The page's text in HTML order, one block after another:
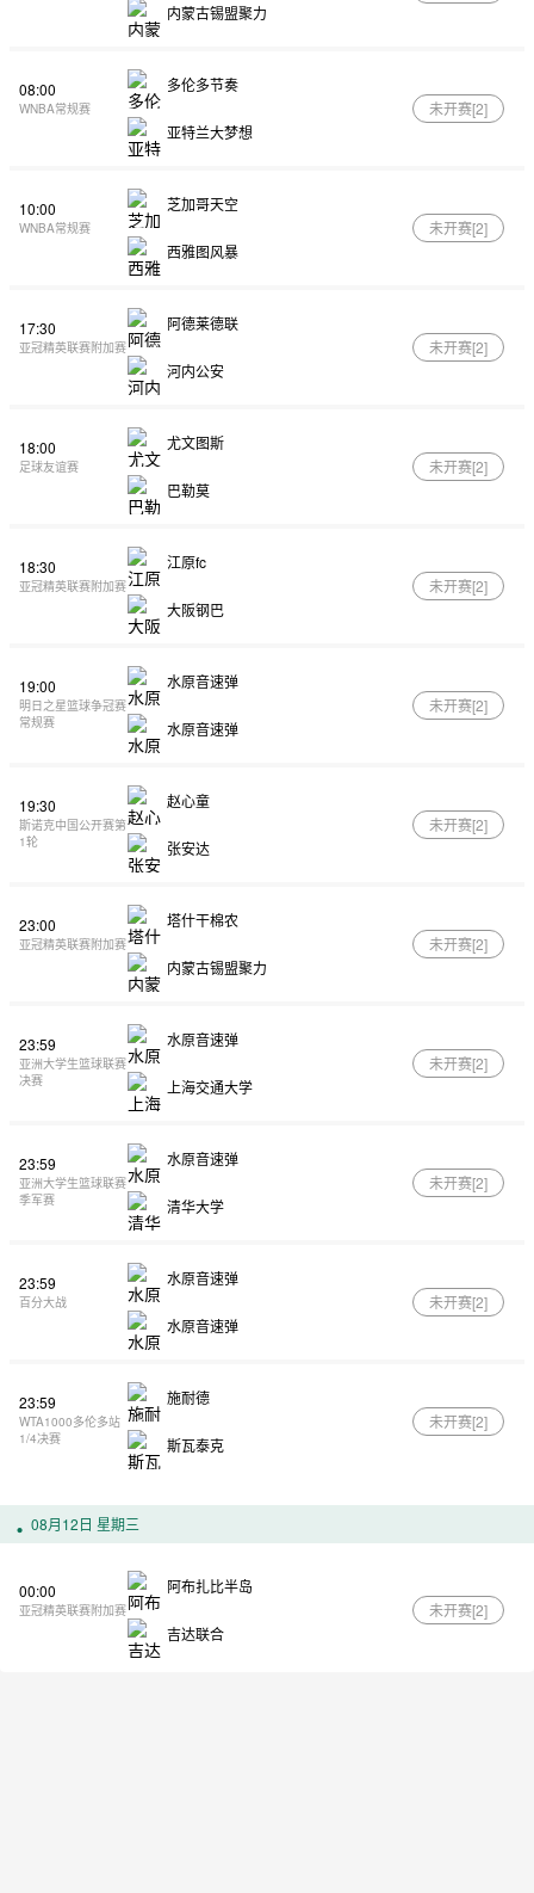
内蒙古锡盟聚力
08:00
WNBA常规赛
多伦多节奏
亚特兰大梦想
未开赛[2]
10:00
WNBA常规赛
芝加哥天空
西雅图风暴
未开赛[2]
17:30
亚冠精英联赛附加赛
阿德莱德联
河内公安
未开赛[2]
18:00
足球友谊赛
尤文图斯
巴勒莫
未开赛[2]
18:30
亚冠精英联赛附加赛
江原fc
大阪钢巴
未开赛[2]
19:00
明日之星篮球争冠赛
常规赛
水原音速弹
水原音速弹
未开赛[2]
19:30
斯诺克中国公开赛第
1轮
赵心童
张安达
未开赛[2]
23:00
亚冠精英联赛附加赛
塔什干棉农
内蒙古锡盟聚力
未开赛[2]
23:59
亚洲大学生篮球联赛
决赛
水原音速弹
上海交通大学
未开赛[2]
23:59
亚洲大学生篮球联赛
季军赛
水原音速弹
清华大学
未开赛[2]
23:59
百分大战
水原音速弹
水原音速弹
未开赛[2]
23:59
WTA1000多伦多站
1/4决赛
施耐德
斯瓦泰克
未开赛[2]
08月12日 星期三
00:00
亚冠精英联赛附加赛
阿布扎比半岛
吉达联合
未开赛[2]